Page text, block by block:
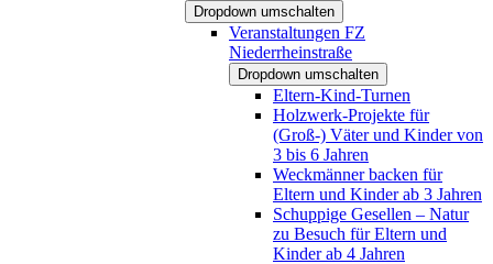
Dropdown umschalten
Veranstaltungen FZ
Niederrheinstraße
Dropdown umschalten
Eltern-Kind-Turnen
Holzwerk-Projekte für
(Groß-) Väter und Kinder von
3 bis 6 Jahren
Weckmänner backen für
Eltern und Kinder ab 3 Jahren
Schuppige Gesellen – Natur
zu Besuch für Eltern und
Kinder ab 4 Jahren